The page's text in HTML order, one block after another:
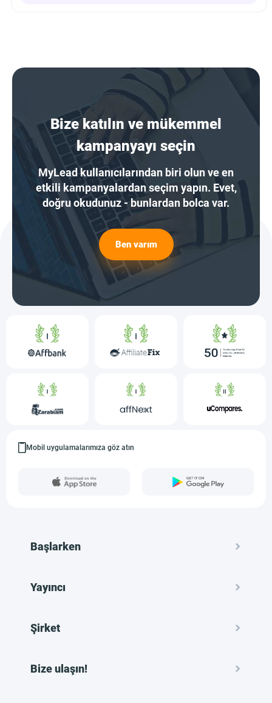
Bize katılın ve mükemmel
kampanyayı seçin
MyLead kullanıcılarından biri olun ve en
etkili kampanyalardan seçim yapın. Evet,
doğru okudunuz - bunlardan bolca var.
Ben varım
Mobil uygulamalarımıza göz atın
Başlarken
Yayıncı
Şirket
Bize ulaşın!